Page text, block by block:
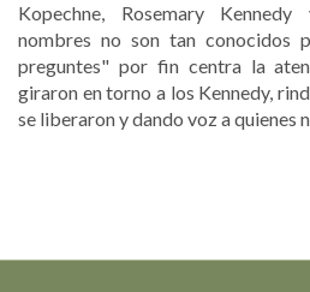
Kopechne, Rosemary
nombres no son tan conocidos
preguntes" por fin centra la
giraron en torno a los Kennedy,
se liberaron y dando voz a quienes